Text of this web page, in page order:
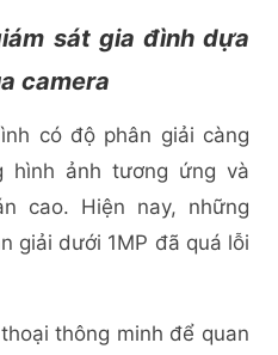
sát gia đình dựa
camera
có độ phân giải càng
hình ảnh tương ứng và
cao. Hiện nay, những
giải dưới 1MP đã quá lỗi
thông minh để quan